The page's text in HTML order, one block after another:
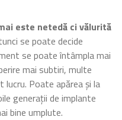
este netedă ci vălurită
se poate decide
se poate întâmpla mai
mai subtiri, multe
Poate apărea și la
generații de implante
bine umplute.